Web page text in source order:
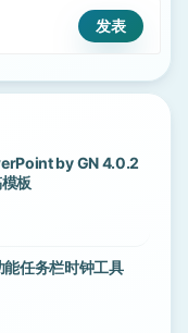
by GN 4.0.2
板
任务栏时钟工具